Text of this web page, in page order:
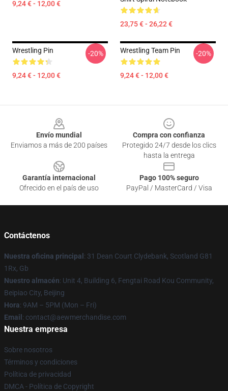
9,24 € - 12,00 €
23,75 € - 26,22 €
Wrestling Pin
9,24 € - 12,00 €
-20% Wrestling Team Pin
9,24 € - 12,00 €
-20%
Envío mundial
Enviamos a más de 200 países
Compra con confianza
Protegido 24/7 desde los clics
hasta la entrega
Garantía internacional
Ofrecido en el país de uso
Pago 100% seguro
PayPal / MasterCard / Visa
Contáctenos
Nuestra oficina principal : 31 Dean Court Clydebank, Scotland G81
1Rx, Gb
Nuestro almacén: Unit 4, Building 6, Fengtai Road Kou Community,
Beipiao City, Beijing
Hora: 9AM – 5PM (Mon – Fri)
Email : contact@aewmerchandise.com
Nuestra empresa
Sobre nosotros
Términos y condiciones
Política de privacidad
DMCA - Política de Copyright